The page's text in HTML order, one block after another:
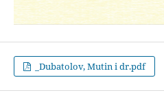
_Dubatolov, Mutin i dr.pdf